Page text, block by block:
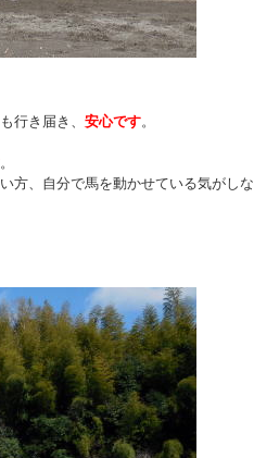
行き届き、 安心です。
。
方、自分で馬を動かせている気がし